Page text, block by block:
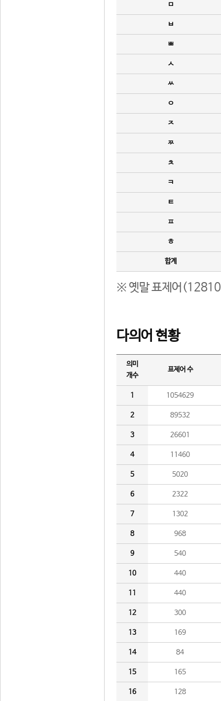
ㅁ
ㅂ
ㅃ
ㅅ
ㅆ
ㅇ
ㅈ
ㅉ
ㅊ
ㅋ
ㅌ
ㅍ
ㅎ
합계
※ 옛말 표제어(12810
다의어 현황
의미
개수
표제어 수
1 1054629
2 89532
3 26601
4 11460
5 5020
6 2322
7 1302
8 968
9 540
10 440
11 440
12 300
13 169
14 84
15 165
16 128